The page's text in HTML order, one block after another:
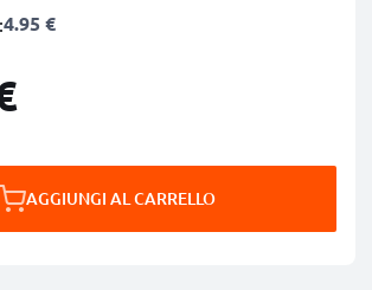
4.95 €
AGGIUNGI AL CARRELLO